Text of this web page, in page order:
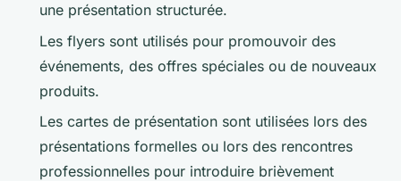
une présentation structurée.
Les flyers sont utilisés pour promouvoir des
événements, des offres spéciales ou de nouveaux
produits.
Les cartes de présentation sont utilisées lors des
présentations formelles ou lors des rencontres
professionnelles pour introduire brièvement